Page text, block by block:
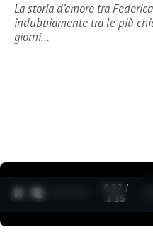
La storia d’amore tra
indubbiamente tra le più
giorni…
0:28 /
3:35